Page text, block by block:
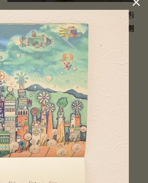
iPhoneSE/6s/7/8/X/Xs 手帳型i
Phoneケース「画材の王国」【内側
デザイン可！】